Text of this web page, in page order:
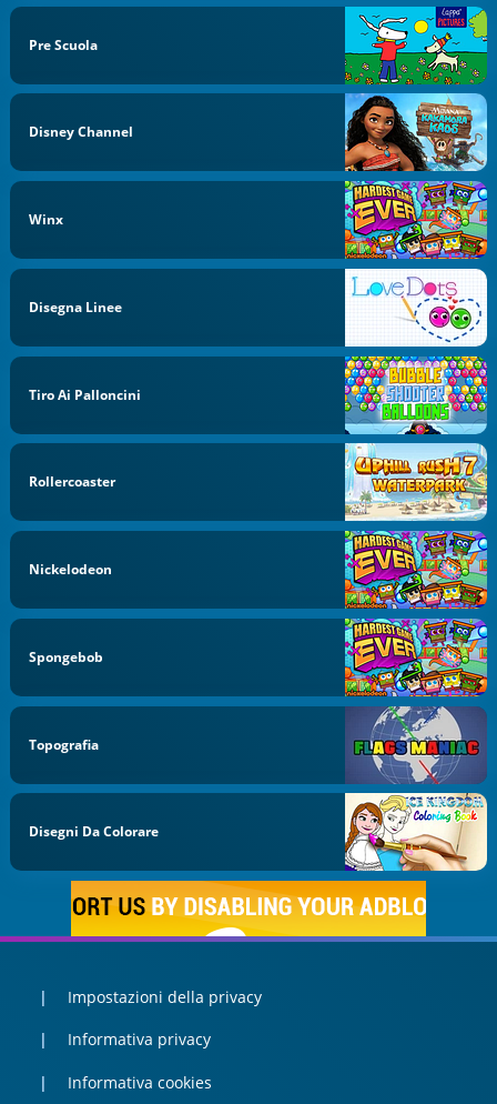
Pre Scuola
Disney Channel
Winx
Disegna Linee
Tiro Ai Palloncini
Rollercoaster
Nickelodeon
Spongebob
Topografia
Disegni Da Colorare
Impostazioni della privacy
Informativa privacy
Informativa cookies